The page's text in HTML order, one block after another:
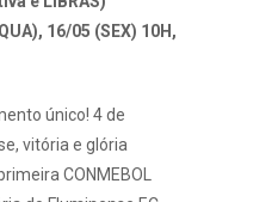
16/05 (SEX) 10H,
único! 4 de
vitória e glória
CONMEBOL